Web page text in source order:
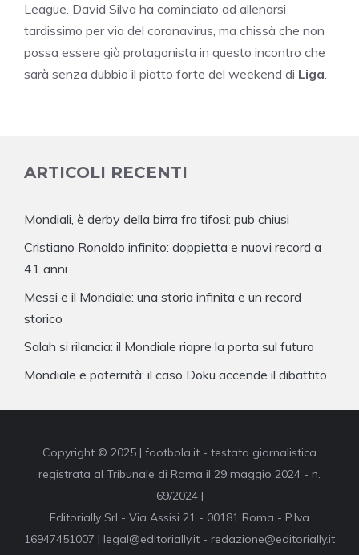
League. David Silva ha cominciato ad allenarsi
tardissimo per via del coronavirus, ma chissà che non
possa essere già protagonista in questo incontro che
sarà senza dubbio il piatto forte del weekend di Liga.
ARTICOLI RECENTI
Mondiali, è derby della birra fra tifosi: pub chiusi
Cristiano Ronaldo infinito: doppietta e nuovi record a
41 anni
Messi e il Mondiale: una storia infinita e un record
storico
Salah si rilancia: il Mondiale riapre la porta sul futuro
Mondiale e paternità: il caso Doku accende il dibattito
Copyright © 2025 | footbola.it - testata giornalistica
registrata al Tribunale di Roma il 29 maggio 2024 - n.
69/2024 |
Editorially Srl - Via Assisi 21 - 00181 Roma - P.Iva
16947451007 | legal@editorially.it - redazione@editorially.it